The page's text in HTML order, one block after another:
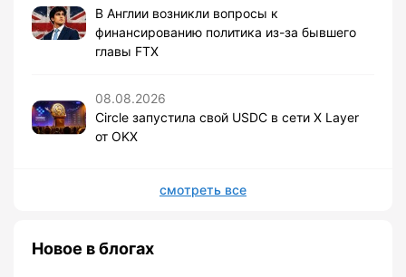
В Англии возникли вопросы к
финансированию политика из-за бывшего
главы FTX
08.08.2026
Circle запустила свой USDC в сети X Layer
от OKX
смотреть все
Новое в блогах